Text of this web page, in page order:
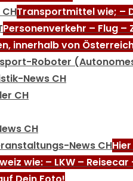
Transportmittel wie; –
Personenverkehr – Flug
innerhalb von
Roboter
News CH
CH
CH
News CH
wie: – LKW –